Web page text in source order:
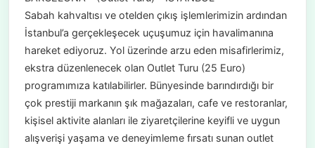
Sabah kahvaltısı ve otelden çıkış işlemlerimizin ardından
İstanbul’a gerçekleşecek uçuşumuz için havalimanına
hareket ediyoruz. Yol üzerinde arzu eden misafirlerimiz,
ekstra düzenlenecek olan Outlet Turu (25 Euro)
programımıza katılabilirler. Bünyesinde barındırdığı bir
çok prestiji markanın şık mağazaları, cafe ve restoranlar,
kişisel aktivite alanları ile ziyaretçilerine keyifli ve uygun
alışverişi yaşama ve deneyimleme fırsatı sunan outlet